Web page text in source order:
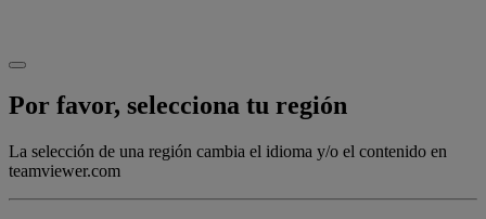
Por favor, selecciona tu región
La selección de una región cambia el idioma y/o el contenido en
teamviewer.com